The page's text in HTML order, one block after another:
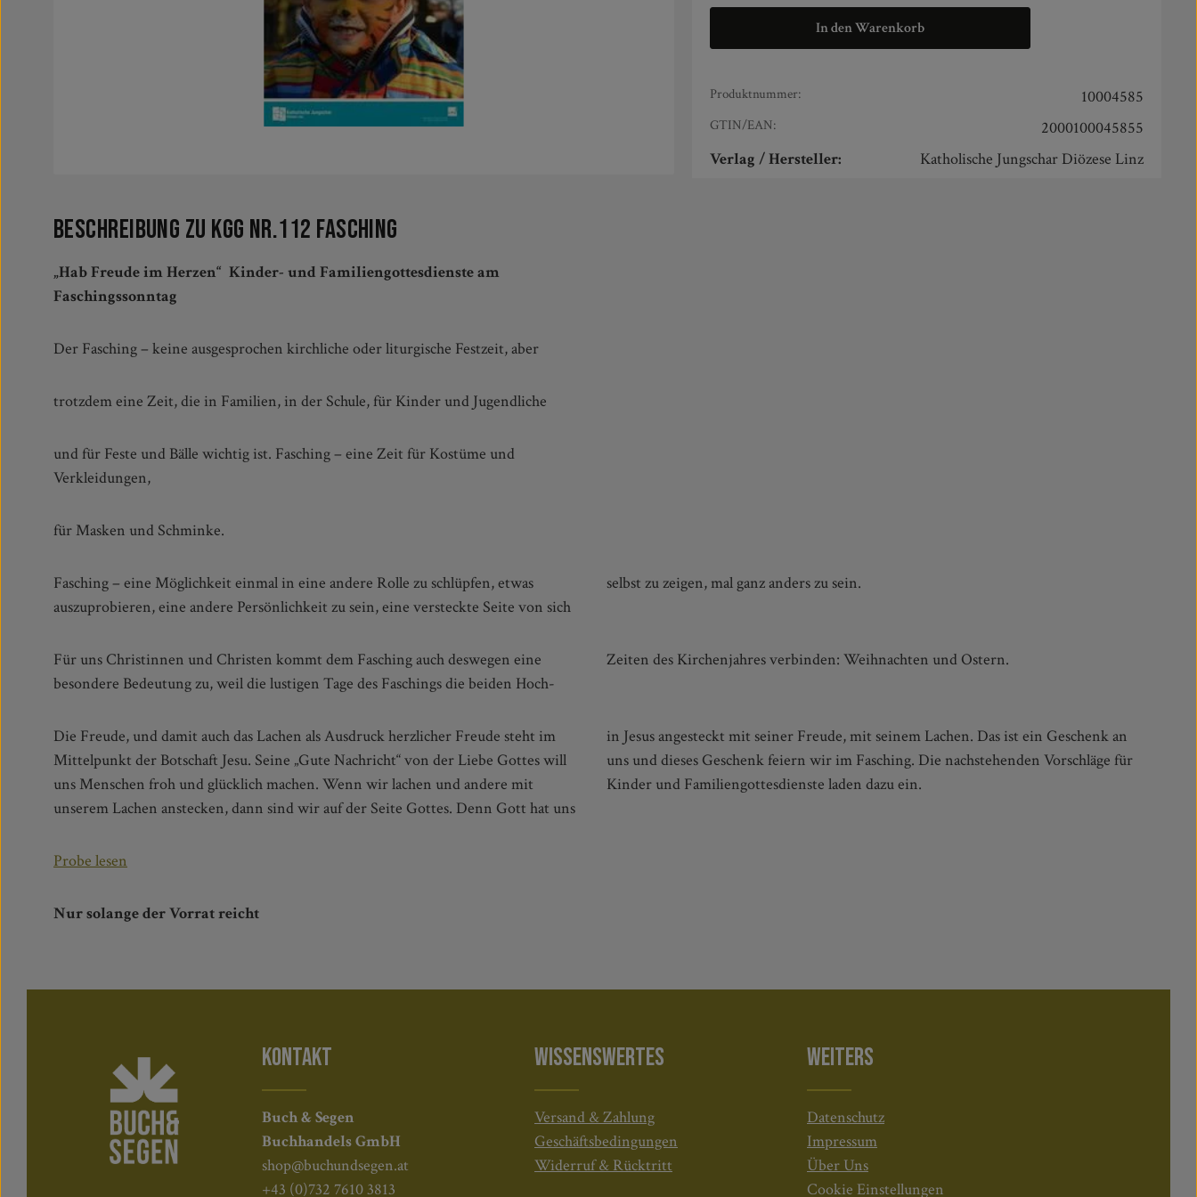
In den Warenkorb
Produktnummer: 10004585
GTIN/EAN:
2000100045855
Verlag / Hersteller:
Katholische Jungschar Diözese Linz
Beschreibung zu KGG Nr.112 Fasching
„Hab Freude im Herzen“ Kinder- und Familiengottesdienste am
Faschingssonntag
Der Fasching – keine ausgesprochen kirchliche oder liturgische Festzeit, aber
trotzdem eine Zeit, die in Familien, in der Schule, für Kinder und Jugendliche
und für Feste und Bälle wichtig ist. Fasching – eine Zeit für Kostüme und
Verkleidungen,
für Masken und Schminke.
Fasching – eine Möglichkeit einmal in eine andere Rolle zu schlüpfen, etwas
auszuprobieren, eine andere Persönlichkeit zu sein, eine versteckte Seite von sich
selbst zu zeigen, mal ganz anders zu sein.
Für uns Christinnen und Christen kommt dem Fasching auch deswegen eine
besondere Bedeutung zu, weil die lustigen Tage des Faschings die beiden Hoch-
Zeiten des Kirchenjahres verbinden: Weihnachten und Ostern.
Die Freude, und damit auch das Lachen als Ausdruck herzlicher Freude steht im
Mittelpunkt der Botschaft Jesu. Seine „Gute Nachricht“ von der Liebe Gottes will
uns Menschen froh und glücklich machen. Wenn wir lachen und andere mit
unserem Lachen anstecken, dann sind wir auf der Seite Gottes. Denn Gott hat uns
in Jesus angesteckt mit seiner Freude, mit seinem Lachen. Das ist ein Geschenk an
uns und dieses Geschenk feiern wir im Fasching. Die nachstehenden Vorschläge für
Kinder und Familiengottesdienste laden dazu ein.
Probe lesen
Nur solange der Vorrat reicht
KONTAKT
Buch & Segen
Buchhandels GmbH
shop@buchundsegen.at
+43 (0)732 7610 3813
WISSENSWERTES
Versand & Zahlung
Geschäftsbedingungen
Widerruf & Rücktritt
WEITERS
Datenschutz
Impressum
Über Uns
Cookie Einstellungen